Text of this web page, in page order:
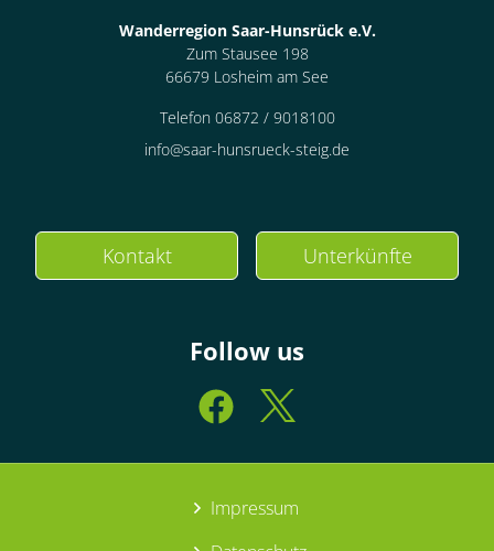
Wanderregion Saar-Hunsrück e.V.
Zum Stausee 198
66679 Losheim am See
Telefon 06872 / 9018100
info@saar-hunsrueck-steig.de
Kontakt Unterkünfte
Follow us
Impressum